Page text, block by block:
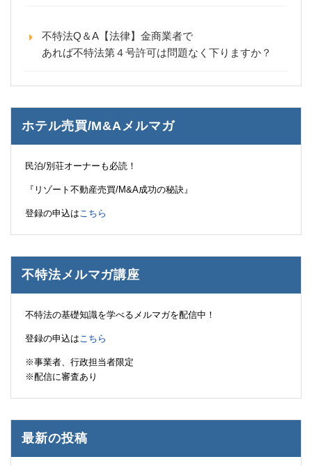
不特法Q＆A【法律】金商業者で
あれば不特法第４号許可は問題なく下りますか？
ホテル売買/M&Aメルマガ
民泊/別荘オーナーも必読！
『リゾート不動産売買/M&A成功の秘訣』
登録の申込は こちら
不特法メルマガ講座
不特法の基礎知識を学べるメルマガを配信中！
登録の申込は こちら
※事業者、行政担当者限定
※配信に審査あり
最新の投稿